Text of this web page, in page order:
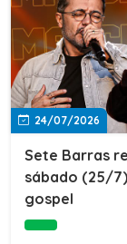
24/07/2026
Sete Barras
sábado (25/
gospel